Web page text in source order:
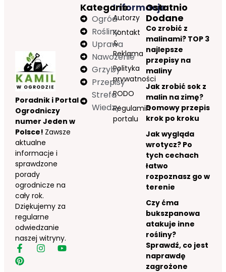
Poradnik i Portal
Ogrodniczy
numer Jeden w
Polsce! Zawsze
aktualne
informacje i
sprawdzone
porady
ogrodnicze na
cały rok.
Dziękujemy za
regularne
odwiedzanie
naszej witryny.
Informacje
Autorzy
Kontakt
&
Reklama
Polityka
prywatności
RODO
Regulamin
portalu
Kategorie
Ogród
Rośliny
Uprawa
Nawożenie
Grzyby
Przepisy
Strefa
Wiedzy
Ostatnio
Dodane
Co zrobić z
malinami? TOP 3
najlepsze
przepisy na
maliny
Jak zrobić sok z
malin na zimę?
Domowy przepis
krok po kroku
Jak wygląda
wrotycz? Po
tych cechach
łatwo
rozpoznasz go w
terenie
Czy ćma
bukszpanowa
atakuje inne
rośliny?
Sprawdź, co jest
naprawdę
zagrożone